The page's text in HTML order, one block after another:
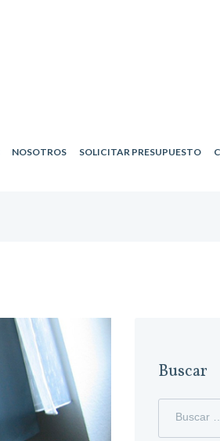
NOSOTROS SOLICITAR PRESUPUESTO
Buscar